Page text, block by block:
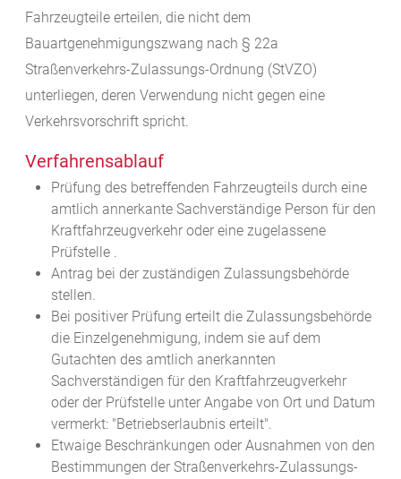
Fahrzeugteile erteilen, die nicht dem
Bauartgenehmigungszwang nach § 22a
Straßenverkehrs-Zulassungs-Ordnung (StVZO)
unterliegen, deren Verwendung nicht gegen eine
Verkehrsvorschrift spricht.
Verfahrensablauf
Prüfung des betreffenden Fahrzeugteils durch eine
amtlich annerkante Sachverständige Person für den
Kraftfahrzeugverkehr oder eine zugelassene
Prüfstelle .
Antrag bei der zuständigen Zulassungsbehörde
stellen.
Bei positiver Prüfung erteilt die Zulassungsbehörde
die Einzelgenehmigung, indem sie auf dem
Gutachten des amtlich anerkannten
Sachverständigen für den Kraftfahrzeugverkehr
oder der Prüfstelle unter Angabe von Ort und Datum
vermerkt: "Betriebserlaubnis erteilt".
Etwaige Beschränkungen oder Ausnahmen von den
Bestimmungen der Straßenverkehrs-Zulassungs-